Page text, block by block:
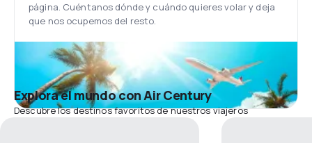
página. Cuéntanos dónde y cuándo quieres volar y deja
que nos ocupemos del resto.
Explora el mundo con Air Century
Descubre los destinos favoritos de nuestros viajeros